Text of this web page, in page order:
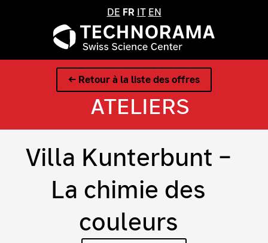
DE FR IT EN
← Retour à la liste des offres
ATELIERS
Villa Kunterbunt –
La chimie des
couleurs